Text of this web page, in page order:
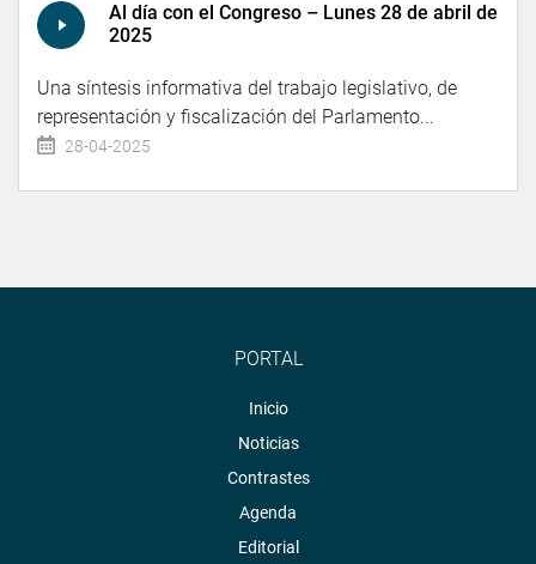
Al día con el Congreso – Lunes 28 de abril de
2025
Una síntesis informativa del trabajo legislativo, de
representación y fiscalización del Parlamento...
28-04-2025
PORTAL
Inicio
Noticias
Contrastes
Agenda
Editorial